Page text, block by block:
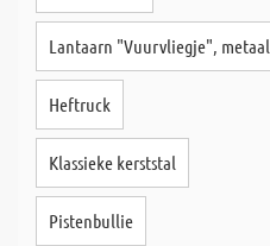
Lantaarn "Vuurvliegje", metaal
Heftruck
Klassieke kerststal
Pistenbullie